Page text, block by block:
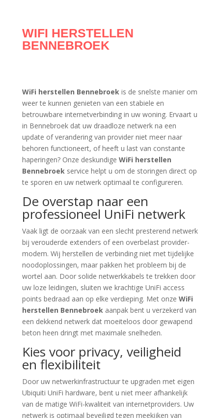
WIFI HERSTELLEN
BENNEBROEK
WiFi herstellen Bennebroekis de snelste manier om
weer te kunnen genieten van een stabiele en
betrouwbare internetverbinding in uw woning. Ervaart u
in Bennebroek dat uw draadloze netwerk na een
update of verandering van provider niet meer naar
behoren functioneert, of heeft u last van constante
haperingen? Onze deskundige WiFi herstellen
Bennebroekservice helpt u om de storingen direct op
te sporen en uw netwerk optimaal te configureren.
De overstap naar een
professioneel UniFi netwerk
Vaak ligt de oorzaak van een slecht presterend netwerk
bij verouderde extenders of een overbelast provider-
modem. Wij herstellen de verbinding niet met tijdelijke
noodoplossingen, maar pakken het probleem bij de
wortel aan. Door solide netwerkkabels te trekken door
uw loze leidingen, sluiten we krachtige UniFi access
points bedraad aan op elke verdieping. Met onze WiFi
herstellen Bennebroekaanpak bent u verzekerd van
een dekkend netwerk dat moeiteloos door gewapend
beton heen dringt met maximale snelheden.
Kies voor privacy, veiligheid
en flexibiliteit
Door uw netwerkinfrastructuur te upgraden met eigen
Ubiquiti UniFi hardware, bent u niet meer afhankelijk
van de matige WiFi-kwaliteit van internetproviders. Uw
netwerk is optimaal beveiligd tegen meekijken van